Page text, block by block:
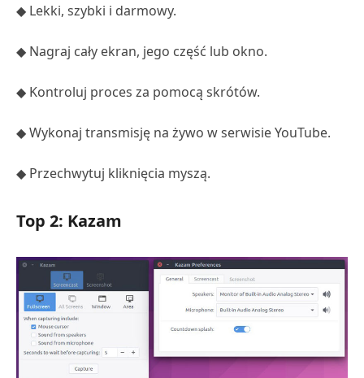
◆ Lekki, szybki i darmowy.
◆ Nagraj cały ekran, jego część lub okno.
◆ Kontroluj proces za pomocą skrótów.
◆ Wykonaj transmisję na żywo w serwisie YouTube.
◆ Przechwytuj kliknięcia myszą.
Top 2: Kazam